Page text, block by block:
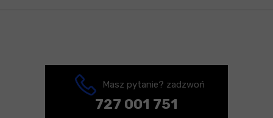
Masz pytanie? zadzwoń
727 001 751